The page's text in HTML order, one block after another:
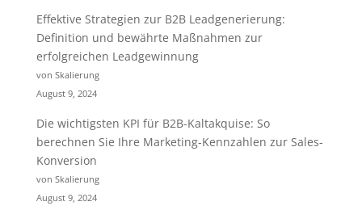
Effektive Strategien zur B2B Leadgenerierung:
Definition und bewährte Maßnahmen zur
erfolgreichen Leadgewinnung
von Skalierung
August 9, 2024
Die wichtigsten KPI für B2B-Kaltakquise: So
berechnen Sie Ihre Marketing-Kennzahlen zur Sales-
Konversion
von Skalierung
August 9, 2024